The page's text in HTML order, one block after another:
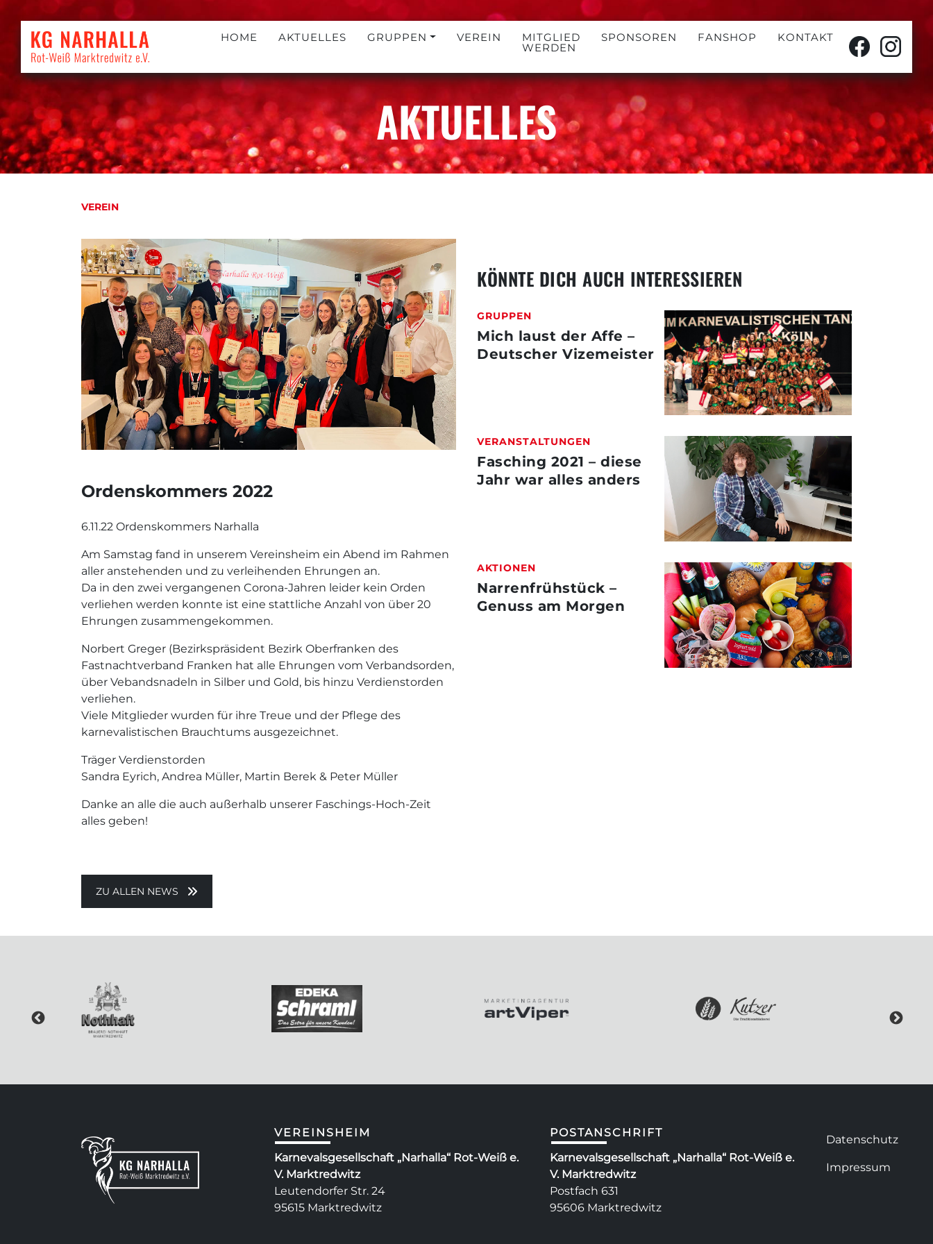
HOME AKTUELLES GRUPPEN VEREIN MITGLIED
WERDEN
SPONSOREN FANSHOP KONTAKT
AKTUELLES
VEREIN
Ordenskommers 2022
6.11.22 Ordenskommers Narhalla
Am Samstag fand in unserem Vereinsheim ein Abend im Rahmen
aller anstehenden und zu verleihenden Ehrungen an.
Da in den zwei vergangenen Corona-Jahren leider kein Orden
verliehen werden konnte ist eine stattliche Anzahl von über 20
Ehrungen zusammengekommen.
Norbert Greger (Bezirkspräsident Bezirk Oberfranken des
Fastnachtverband Franken hat alle Ehrungen vom Verbandsorden,
über Vebandsnadeln in Silber und Gold, bis hinzu Verdienstorden
verliehen.
Viele Mitglieder wurden für ihre Treue und der Pflege des
karnevalistischen Brauchtums ausgezeichnet.
Träger Verdienstorden
Sandra Eyrich, Andrea Müller, Martin Berek & Peter Müller
Danke an alle die auch außerhalb unserer Faschings-Hoch-Zeit
alles geben!
ZU ALLEN NEWS
KÖNNTE DICH AUCH INTERESSIEREN
GRUPPEN
Mich laust der Affe –
Deutscher Vizemeister
VERANSTALTUNGEN
Fasching 2021 – diese
Jahr war alles anders
AKTIONEN
Narrenfrühstück –
Genuss am Morgen
VEREINSHEIM
Karnevalsgesellschaft „Narhalla“ Rot-Weiß e.
V. Marktredwitz
Leutendorfer Str. 24
95615 Marktredwitz
POSTANSCHRIFT
Karnevalsgesellschaft „Narhalla“ Rot-Weiß e.
V. Marktredwitz
Postfach 631
95606 Marktredwitz
Datenschutz
Impressum